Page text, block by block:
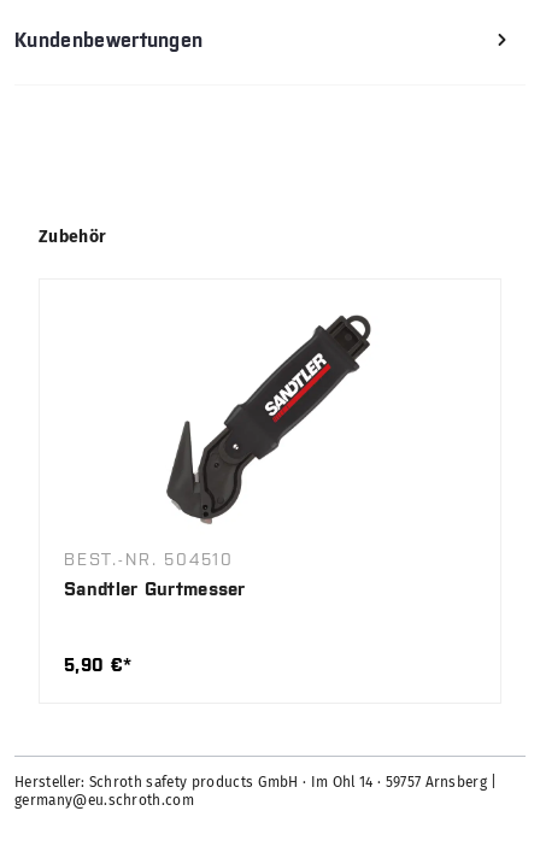
Kundenbewertungen
Produktgalerie überspringen
Zubehör
BEST.-NR. 504510
Sandtler Gurtmesser
5,90 €*
Hersteller: Schroth safety products GmbH · Im Ohl 14 · 59757 Arnsberg |
germany@eu.schroth.com